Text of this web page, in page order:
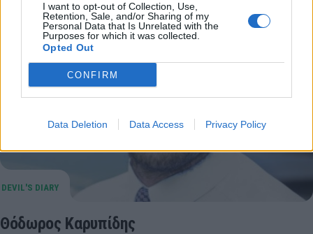
I want to opt-out of Collection, Use,
Retention, Sale, and/or Sharing of my
Personal Data that Is Unrelated with the
Purposes for which it was collected.
Opted Out
CONFIRM
Data Deletion Data Access Privacy Policy
Θόδωρος Καρυπίδης